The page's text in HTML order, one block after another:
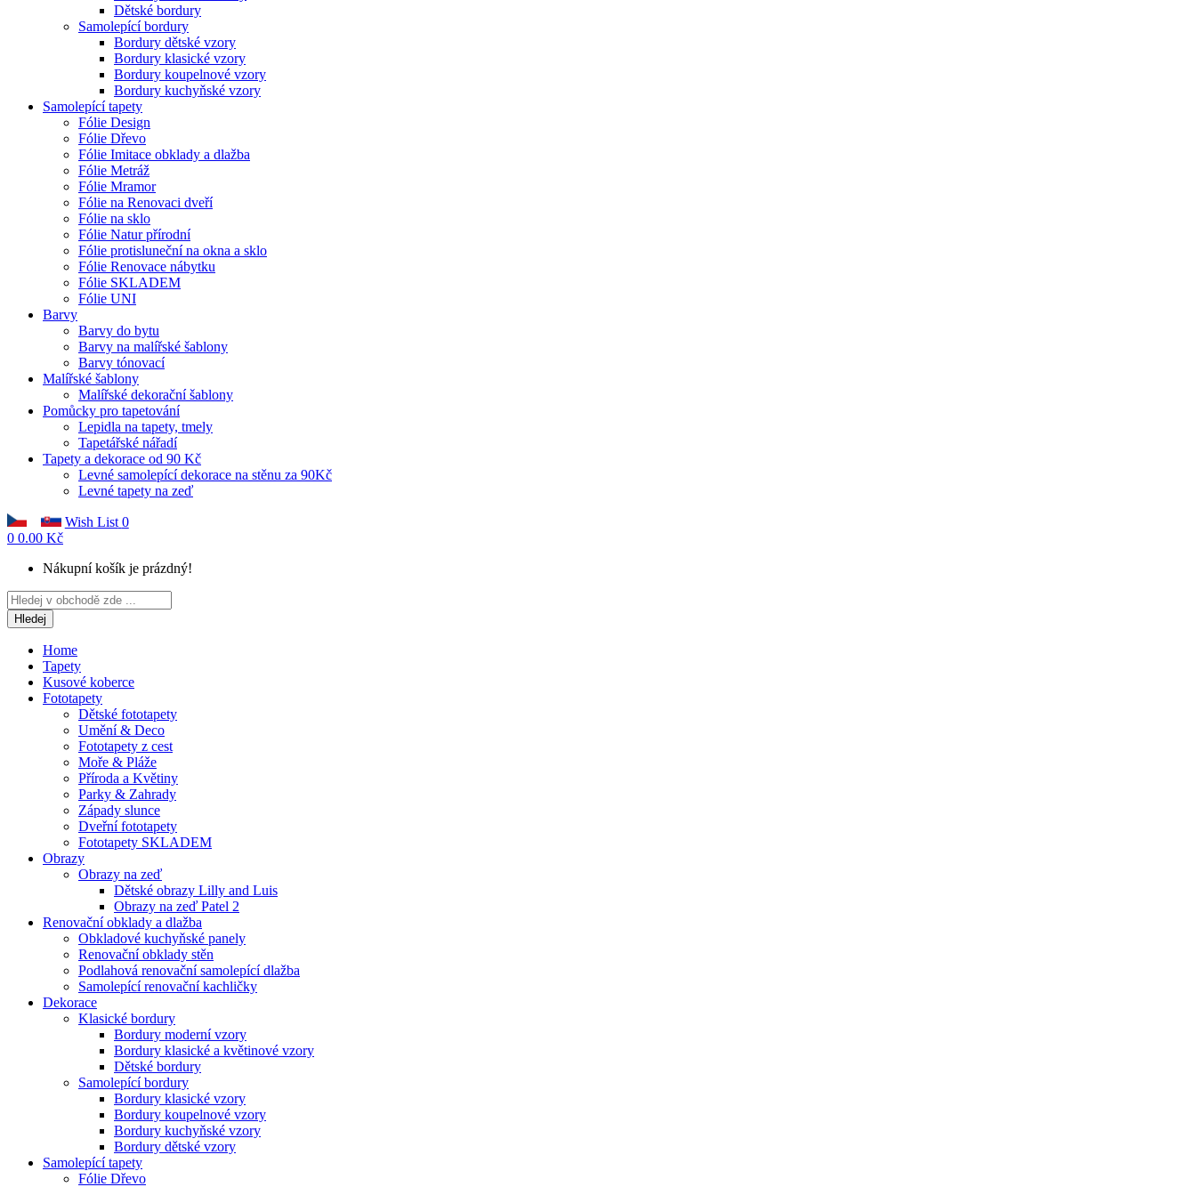
Dětské bordury
Samolepící bordury
Bordury dětské vzory
Bordury klasické vzory
Bordury koupelnové vzory
Bordury kuchyňské vzory
Samolepící tapety
Fólie Design
Fólie Dřevo
Fólie Imitace obklady a dlažba
Fólie Metráž
Fólie Mramor
Fólie na Renovaci dveří
Fólie na sklo
Fólie Natur přírodní
Fólie protisluneční na okna a sklo
Fólie Renovace nábytku
Fólie SKLADEM
Fólie UNI
Barvy
Barvy do bytu
Barvy na malířské šablony
Barvy tónovací
Malířské šablony
Malířské dekorační šablony
Pomůcky pro tapetování
Lepidla na tapety, tmely
Tapetářské nářadí
Tapety a dekorace od 90 Kč
Levné samolepící dekorace na stěnu za 90Kč
Levné tapety na zeď
Wish List 0
0 0.00 Kč
Nákupní košík je prázdný!
Hledej
Home
Tapety
Kusové koberce
Fototapety
Dětské fototapety
Umění & Deco
Fototapety z cest
Moře & Pláže
Příroda a Květiny
Parky & Zahrady
Západy slunce
Dveřní fototapety
Fototapety SKLADEM
Obrazy
Obrazy na zeď
Dětské obrazy Lilly and Luis
Obrazy na zeď Patel 2
Renovační obklady a dlažba
Obkladové kuchyňské panely
Renovační obklady stěn
Podlahová renovační samolepící dlažba
Samolepící renovační kachličky
Dekorace
Klasické bordury
Bordury moderní vzory
Bordury klasické a květinové vzory
Dětské bordury
Samolepící bordury
Bordury klasické vzory
Bordury koupelnové vzory
Bordury kuchyňské vzory
Bordury dětské vzory
Samolepící tapety
Fólie Dřevo